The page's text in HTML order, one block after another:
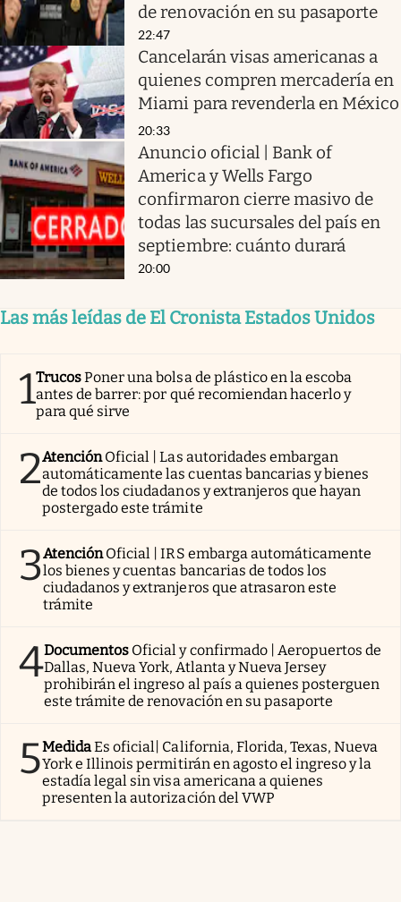
de renovación en su pasaporte
22:47
Cancelarán visas americanas a
quienes compren mercadería en
Miami para revenderla en México
20:33
Anuncio oficial | Bank of
America y Wells Fargo
confirmaron cierre masivo de
todas las sucursales del país en
septiembre: cuánto durará
20:00
Las más leídas de El Cronista Estados Unidos
1TrucosPoner una bolsa de plástico en la escoba
antes de barrer: por qué recomiendan hacerlo y
para qué sirve
2AtenciónOficial | Las autoridades embargan
automáticamente las cuentas bancarias y bienes
de todos los ciudadanos y extranjeros que hayan
postergado este trámite
3AtenciónOficial | IRS embarga automáticamente
los bienes y cuentas bancarias de todos los
ciudadanos y extranjeros que atrasaron este
trámite
4Documentos Oficial y confirmado | Aeropuertos de
Dallas, Nueva York, Atlanta y Nueva Jersey
prohibirán el ingreso al país a quienes posterguen
este trámite de renovación en su pasaporte
5MedidaEs oficial| California, Florida, Texas, Nueva
York e Illinois permitirán en agosto el ingreso y la
estadía legal sin visa americana a quienes
presenten la autorización del VWP